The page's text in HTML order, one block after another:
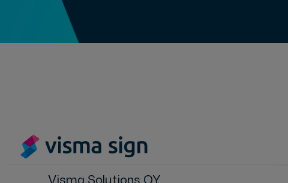
Visma Solutions OY